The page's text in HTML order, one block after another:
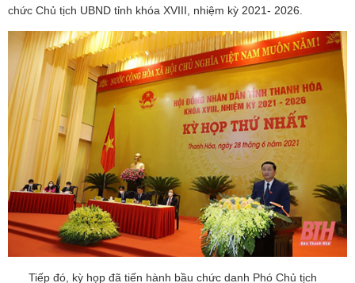
chức Chủ tịch UBND tỉnh khóa XVIII, nhiệm kỳ 2021- 2026.
Tiếp đó, kỳ họp đã tiến hành bầu chức danh Phó Chủ tịch